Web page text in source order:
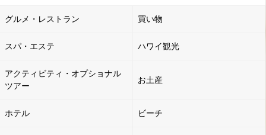
グルメ・レストラン 買い物
スパ・エステ ハワイ観光
アクティビティ・オプショナル
ツアー
お土産
ホテル ビーチ